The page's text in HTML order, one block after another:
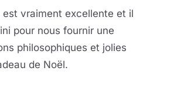
vraiment excellente et il
pour nous fournir une
philosophiques et jolies
de Noël.